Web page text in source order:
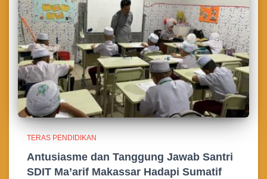
TERAS PENDIDIKAN
Antusiasme dan Tanggung Jawab Santri
SDIT Ma’arif Makassar Hadapi Sumatif